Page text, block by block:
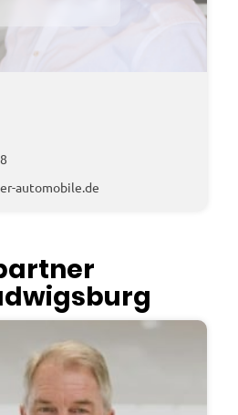
automobile.de